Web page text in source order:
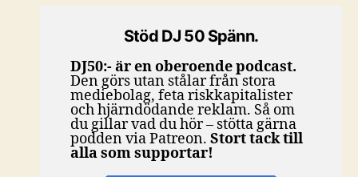
Stöd DJ 50 Spänn.
DJ50:- är en oberoende podcast.
Den görs utan stålar från stora
mediebolag, feta riskkapitalister
och hjärndödande reklam. Så om
du gillar vad du hör – stötta gärna
podden via Patreon. Stort tack till
alla som supportar!